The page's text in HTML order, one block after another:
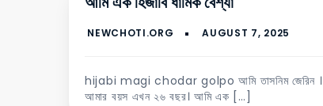
hijabi magi chodar golpo আমি তাসনিম জেরিন ।
আমার বয়স এখন ২৬ বছর। আমি এক […]